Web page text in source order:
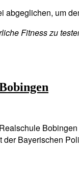
um
Fitness zu
Bayerischen